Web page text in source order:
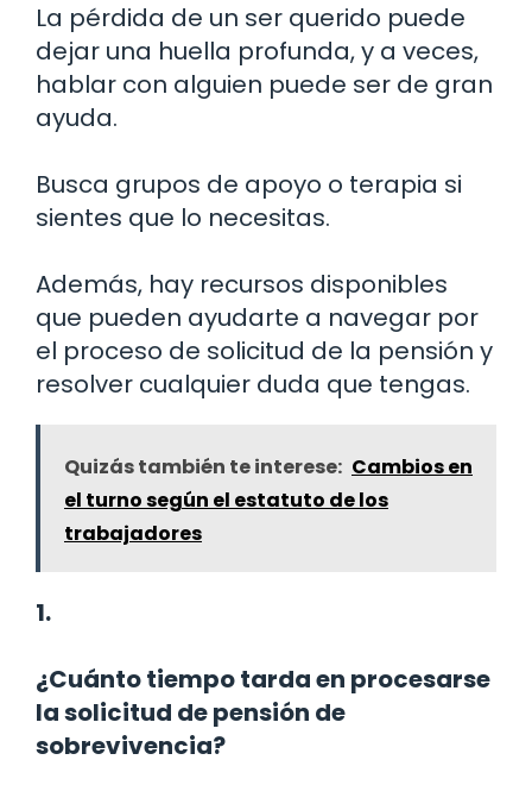
La pérdida de un ser querido puede
dejar una huella profunda, y a veces,
hablar con alguien puede ser de gran
ayuda.
Busca grupos de apoyo o terapia si
sientes que lo necesitas.
Además, hay recursos disponibles
que pueden ayudarte a navegar por
el proceso de solicitud de la pensión y
resolver cualquier duda que tengas.
Quizás también te interese: Cambios en
el turno según el estatuto de los
trabajadores
1.
¿Cuánto tiempo tarda en procesarse
la solicitud de pensión de
sobrevivencia?